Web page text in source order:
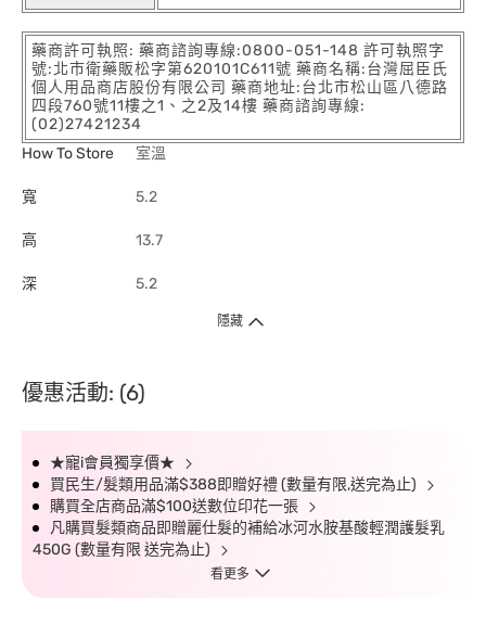
藥商許可執照: 藥商諮詢專線:0800-051-148 許可執照字
號:北市衛藥販松字第620101C611號 藥商名稱:台灣屈臣氏
個人用品商店股份有限公司 藥商地址:台北市松山區八德路
四段760號11樓之1、之2及14樓 藥商諮詢專線:
(02)27421234
How To Store
室溫
寬 5.2
高 13.7
深 5.2
隱藏
優惠活動: (6)
★寵i會員獨享價★
買民生/髮類用品滿$388即贈好禮 (數量有限,送完為止)
購買全店商品滿$100送數位印花一張
凡購買髮類商品即贈麗仕髮的補給冰河水胺基酸輕潤護髮乳
450G (數量有限 送完為止)
看更多